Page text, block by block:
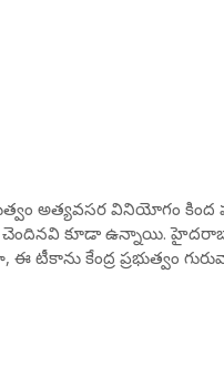
అత్యవసర వినియోగం
కూడా ఉన్నాయి.
కేంద్ర ప్రభుత్వం